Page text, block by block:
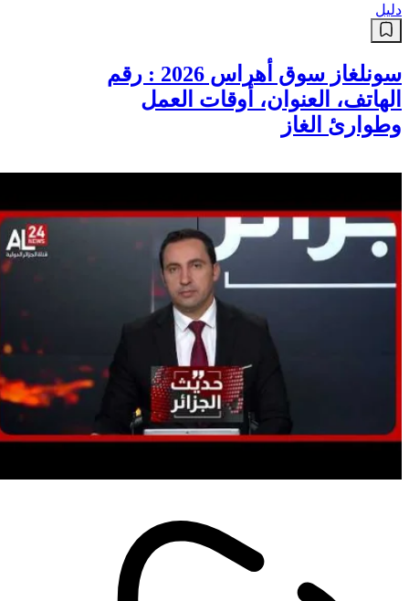
دليل
سونلغاز سوق أهراس 2026 : رقم
الهاتف، العنوان، أوقات العمل
وطوارئ الغاز